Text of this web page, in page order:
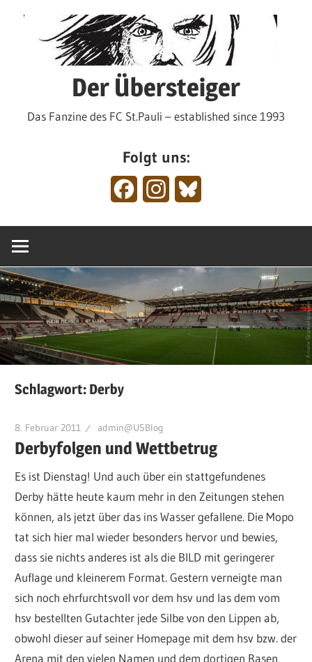
Der Übersteiger
Das Fanzine des FC St.Pauli – established since 1993
Folgt uns:
FacebookInstagram
Schlagwort: Derby
8. Februar 2011 admin@USBlog
Derbyfolgen und Wettbetrug
Es ist Dienstag! Und auch über ein stattgefundenes
Derby hätte heute kaum mehr in den Zeitungen stehen
können, als jetzt über das ins Wasser gefallene. Die Mopo
tat sich hier mal wieder besonders hervor und bewies,
dass sie nichts anderes ist als die BILD mit geringerer
Auflage und kleinerem Format. Gestern verneigte man
sich noch ehrfurchtsvoll vor dem hsv und las dem vom
hsv bestellten Gutachter jede Silbe von den Lippen ab,
obwohl dieser auf seiner Homepage mit dem hsv bzw. der
Arena mit den vielen Namen und dem dortigen Rasen